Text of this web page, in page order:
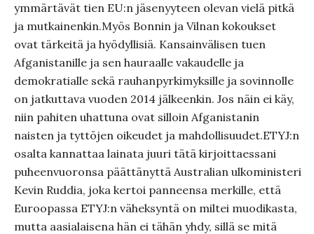
ymmärtävät tien EU:n jäsenyyteen olevan vielä pitkä
ja mutkainenkin.Myös Bonnin ja Vilnan kokoukset
ovat tärkeitä ja hyödyllisiä. Kansainvälisen tuen
Afganistanille ja sen hauraalle vakaudelle ja
demokratialle sekä rauhanpyrkimyksille ja sovinnolle
on jatkuttava vuoden 2014 jälkeenkin. Jos näin ei käy,
niin pahiten uhattuna ovat silloin Afganistanin
naisten ja tyttöjen oikeudet ja mahdollisuudet.ETYJ:n
osalta kannattaa lainata juuri tätä kirjoittaessani
puheenvuoronsa päättänyttä Australian ulkoministeri
Kevin Ruddia, joka kertoi panneensa merkille, että
Euroopassa ETYJ:n väheksyntä on miltei muodikasta,
mutta aasialaisena hän ei tähän yhdy, sillä se mitä